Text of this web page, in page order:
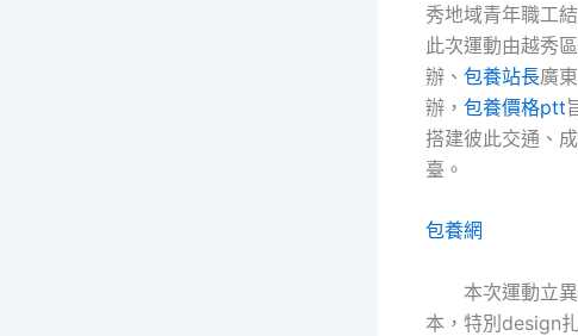
秀地域青年職工
此次運動由越秀
辦、 包養站長廣
辦， 包養價格ptt
搭建彼此交通、
臺。
包養網
本次運動立
本，特別design